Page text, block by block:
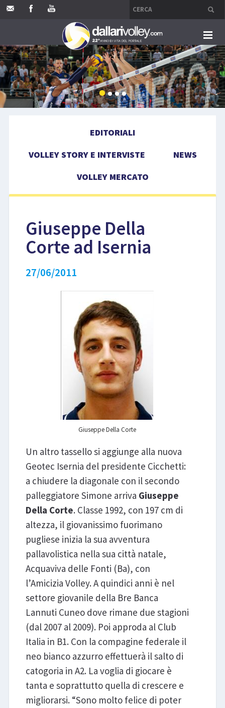
HOME
EDITORIALI
VOLLEY MERCATO
COMPETIZIONI
EVENTI
LIBRI
EDITORIALI
VOLLEY STORY E INTERVISTE
NEWS
VOLLEY MERCATO
Giuseppe Della
Corte ad Isernia
27/06/2011
Giuseppe Della Corte
Un altro tassello si aggiunge alla nuova
Geotec Isernia del presidente Cicchetti:
a chiudere la diagonale con il secondo
palleggiatore Simone arriva Giuseppe
Della Corte. Classe 1992, con 197 cm di
altezza, il giovanissimo fuorimano
pugliese inizia la sua avventura
pallavolistica nella sua città natale,
Acquaviva delle Fonti (Ba), con
l’Amicizia Volley. A quindici anni è nel
settore giovanile della Bre Banca
Lannuti Cuneo dove rimane due stagioni
(dal 2007 al 2009). Poi approda al Club
Italia in B1. Con la compagine federale il
neo bianco azzurro effettuerà il salto di
catogoria in A2. La voglia di giocare è
tanta e soprattutto quella di crescere e
migliorarsi. “Sono molto felice di poter